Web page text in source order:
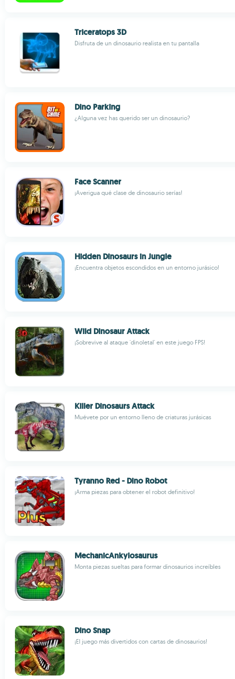
Triceratops 3D
Disfruta de un dinosaurio realista en tu pantalla
Dino Parking
¿Alguna vez has querido ser un dinosaurio?
Face Scanner
¡Averigua qué clase de dinosaurio serías!
Hidden Dinosaurs in Jungle
¡Encuentra objetos escondidos en un entorno jurásico!
Wild Dinosaur Attack
¡Sobrevive al ataque 'dinoletal' en este juego FPS!
Killer Dinosaurs Attack
Muévete por un entorno lleno de criaturas jurásicas
Tyranno Red - Dino Robot
¡Arma piezas para obtener el robot definitivo!
MechanicAnkylosaurus
Monta piezas sueltas para formar dinosaurios increíbles
Dino Snap
¡El juego más divertidos con cartas de dinosaurios!